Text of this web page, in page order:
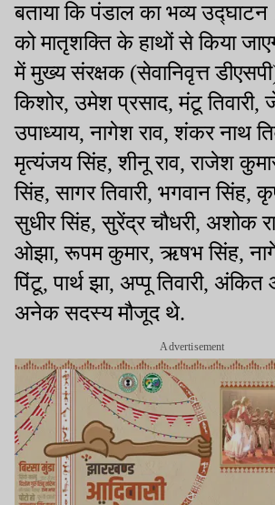
बताया कि पंडाल का भव्य
को मातृशक्ति के हाथों से किया
में मुख्य संरक्षक (सेवानिवृत्त
किशोर, उमेश प्रसाद, मंटू तिवारी,
उपाध्याय, नागेश राव, शंकर नाथ
मृत्यंजय सिंह, शीनू राव, राजेश
सिंह, सागर तिवारी, भगवान सिंह,
सुधीर सिंह, सुरेंद्र चौधरी, अशोक
ओझा, रूपम कुमार, ऋषभ सिंह,
पिंटू, पार्थ झा, अप्पू तिवारी,
अनेक सदस्य मौजूद थे.
Advertisement